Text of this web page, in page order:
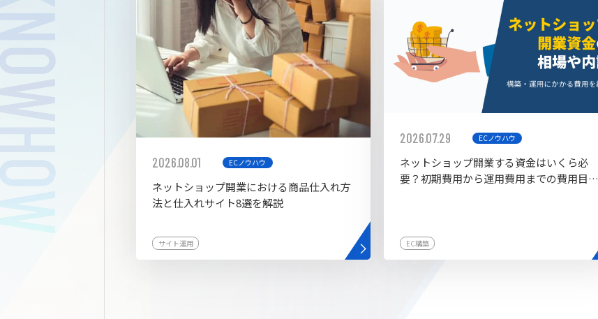
2026.08.01 ECノウハウ
ネットショップ開業における商品仕入れ方
法と仕入れサイト8選を解説
サイト運用
2026.07.29 ECノウハウ
ネットショップ開業する資金はいくら必
要？初期費用から運用費用までの費用目安
EC構築